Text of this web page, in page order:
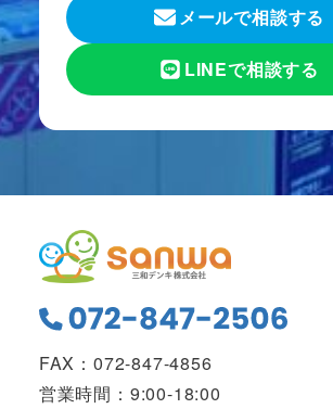
メールで相談する
LINEで相談する
FAX：072-847-4856
営業時間：9:00-18:00